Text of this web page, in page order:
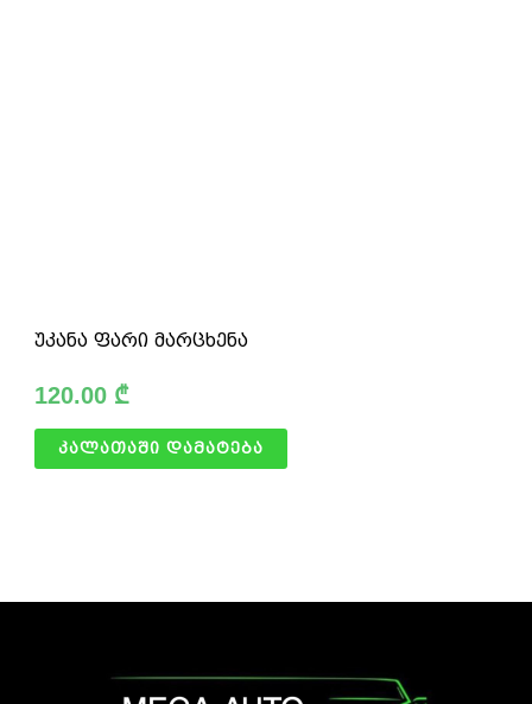
უკანა ფარი მარცხენა
120.00 ₾
კალათაში დამატება